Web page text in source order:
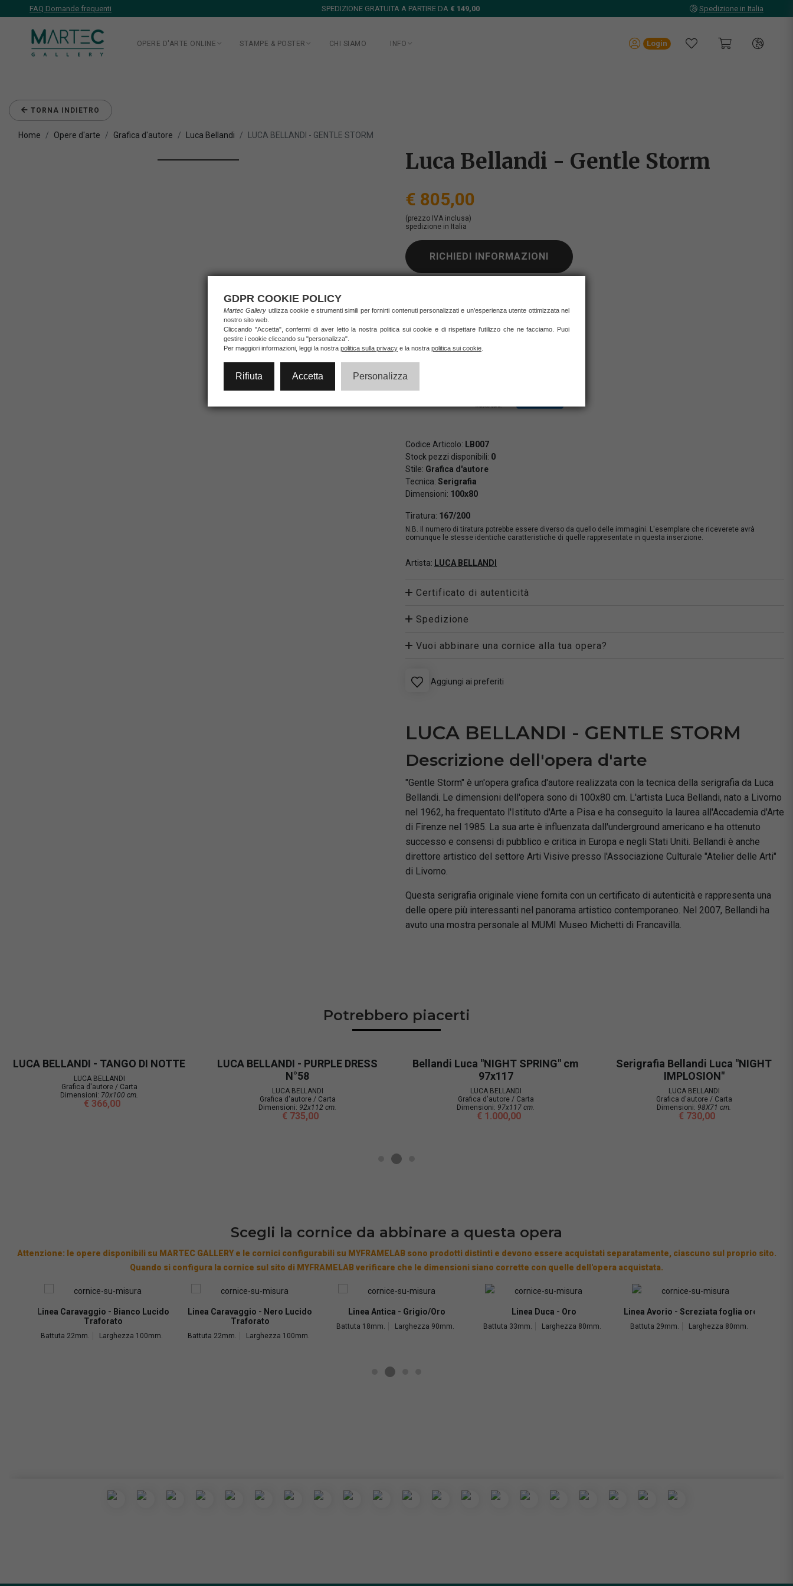
FAQ Domande frequenti SPEDIZIONE GRATUITA A PARTIRE DA € 149,00 Spedizione in Italia
OPERE D'ARTE ONLINE STAMPE & POSTER CHI SIAMO INFO Login
TORNA INDIETRO
Home Opere d'arte Grafica d'autore Luca Bellandi LUCA BELLANDI - GENTLE STORM
Luca Bellandi - Gentle Storm
€ 805,00
(prezzo IVA inclusa)
spedizione in Italia
RICHIEDI INFORMAZIONI
Pagamenti veloci e sicuri al 100% con carta
Codice Articolo: LB007
Stock pezzi disponibili: 0
Stile: Grafica d'autore
Tecnica: Serigrafia
Dimensioni: 100x80
Tiratura: 167/200
N.B. Il numero di tiratura potrebbe essere diverso da quello delle immagini. L'esemplare che riceverete avrà
comunque le stesse identiche caratteristiche di quelle rappresentate in questa inserzione.
Artista: LUCA BELLANDI
Certificato di autenticità
Spedizione
Vuoi abbinare una cornice alla tua opera?
Aggiungi ai preferiti
LUCA BELLANDI - GENTLE STORM
Descrizione dell'opera d'arte
"Gentle Storm" è un'opera grafica d'autore realizzata con la tecnica della serigrafia da Luca
Bellandi. Le dimensioni dell'opera sono di 100x80 cm. L'artista Luca Bellandi, nato a Livorno
nel 1962, ha frequentato l'Istituto d'Arte a Pisa e ha conseguito la laurea all'Accademia d'Arte
di Firenze nel 1985. La sua arte è influenzata dall'underground americano e ha ottenuto
successo e consensi di pubblico e critica in Europa e negli Stati Uniti. Bellandi è anche
direttore artistico del settore Arti Visive presso l'Associazione Culturale "Atelier delle Arti"
di Livorno.
Questa serigrafia originale viene fornita con un certificato di autenticità e rappresenta una
delle opere più interessanti nel panorama artistico contemporaneo. Nel 2007, Bellandi ha
avuto una mostra personale al MUMI Museo Michetti di Francavilla.
Potrebbero piacerti
Bellandi Luca "NIGHT SPRING" cm
97x117
LUCA BELLANDI
Grafica d'autore / Carta
Dimensioni:97x117 cm.
Serigrafia Bellandi Luca "NIGHT
IMPLOSION"
LUCA BELLANDI
Grafica d'autore / Carta
Dimensioni:98X71 cm.
€ 730,00
LUCA BELLANDI - GENTLE STORM
LUCA BELLANDI
Grafica d'autore /
Dimensioni:100x80 cm.
€ 805,00
LUCA BELLANDI - BAROCCO 22
LUCA BELLANDI
Grafica d'autore / Carta
Dimensioni:92x112 cm.
€ 976,00
Scegli la cornice da abbinare a questa opera
Attenzione: le opere disponibili su MARTEC GALLERY e le cornici configurabili su MYFRAMELAB sono prodotti distinti e devono essere acquistati separatamente, ciascuno sul proprio sito.
Quando si configura la cornice sul sito di MYFRAMELAB verificare che le dimensioni siano corrette con quelle dell'opera acquistata.
GDPR COOKIE POLICY
Martec Gallery utilizza cookie e strumenti simili per fornirti contenuti personalizzati e un’esperienza utente ottimizzata nel
nostro sito web.
Cliccando "Accetta", confermi di aver letto la nostra politica sui cookie e di rispettare l’utilizzo che ne facciamo. Puoi
gestire i cookie cliccando su "personalizza".
Per maggiori informazioni, leggi la nostra politica sulla privacy e la nostra politica sui cookie
Rifiuta Accetta Personalizza